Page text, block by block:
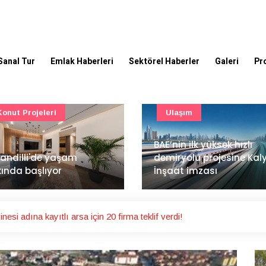
Tur Emlak Haberleri Sektörel Haberler Galeri
ilk yüksek hızlı
projesine Kalyon
imzası
Mimarlık ve mühendislik
projeleri e-PYS ile dijital
ortama taşınacak
Güncel
adına kayıtlı arsa için 20 firma teklif verdi!